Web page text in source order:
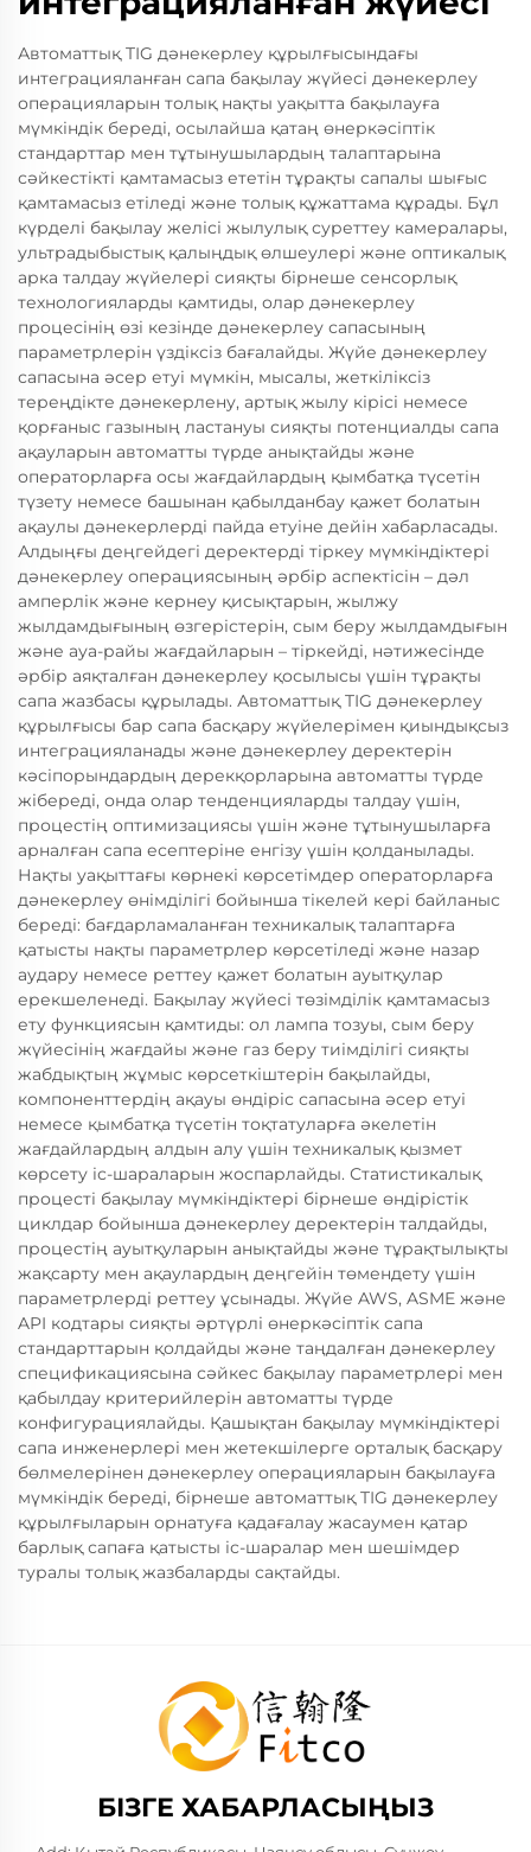
Автоматтық TIG дәнекерлеу құрылғысындағы
интеграцияланған сапа бақылау жүйесі дәнекерлеу
операцияларын толық нақты уақытта бақылауға
мүмкіндік береді, осылайша қатаң өнеркәсіптік
стандарттар мен тұтынушылардың талаптарына
сәйкестікті қамтамасыз ететін тұрақты сапалы шығыс
қамтамасыз етіледі және толық құжаттама құрады. Бұл
күрделі бақылау желісі жылулық суреттеу камералары,
ультрадыбыстық қалыңдық өлшеулері және оптикалық
арка талдау жүйелері сияқты бірнеше сенсорлық
технологияларды қамтиды, олар дәнекерлеу
процесінің өзі кезінде дәнекерлеу сапасының
параметрлерін үздіксіз бағалайды. Жүйе дәнекерлеу
сапасына әсер етуі мүмкін, мысалы, жеткіліксіз
тереңдікте дәнекерлену, артық жылу кірісі немесе
қорғаныс газының ластануы сияқты потенциалды сапа
ақауларын автоматты түрде анықтайды және
операторларға осы жағдайлардың қымбатқа түсетін
түзету немесе башынан қабылданбау қажет болатын
ақаулы дәнекерлерді пайда етуіне дейін хабарласады.
Алдыңғы деңгейдегі деректерді тіркеу мүмкіндіктері
дәнекерлеу операциясының әрбір аспектісін – дәл
амперлік және кернеу қисықтарын, жылжу
жылдамдығының өзгерістерін, сым беру жылдамдығын
және ауа-райы жағдайларын – тіркейді, нәтижесінде
әрбір аяқталған дәнекерлеу қосылысы үшін тұрақты
сапа жазбасы құрылады. Автоматтық TIG дәнекерлеу
құрылғысы бар сапа басқару жүйелерімен қиындықсыз
интеграцияланады және дәнекерлеу деректерін
кәсіпорындардың дерекқорларына автоматты түрде
жібереді, онда олар тенденцияларды талдау үшін,
процестің оптимизациясы үшін және тұтынушыларға
арналған сапа есептеріне енгізу үшін қолданылады.
Нақты уақыттағы көрнекі көрсетімдер операторларға
дәнекерлеу өнімділігі бойынша тікелей кері байланыс
береді: бағдарламаланған техникалық талаптарға
қатысты нақты параметрлер көрсетіледі және назар
аудару немесе реттеу қажет болатын ауытқулар
ерекшеленеді. Бақылау жүйесі төзімділік қамтамасыз
ету функциясын қамтиды: ол лампа тозуы, сым беру
жүйесінің жағдайы және газ беру тиімділігі сияқты
жабдықтың жұмыс көрсеткіштерін бақылайды,
компоненттердің ақауы өндіріс сапасына әсер етуі
немесе қымбатқа түсетін тоқтатуларға әкелетін
жағдайлардың алдын алу үшін техникалық қызмет
көрсету іс-шараларын жоспарлайды. Статистикалық
процесті бақылау мүмкіндіктері бірнеше өндірістік
циклдар бойынша дәнекерлеу деректерін талдайды,
процестің ауытқуларын анықтайды және тұрақтылықты
жақсарту мен ақаулардың деңгейін төмендету үшін
параметрлерді реттеу ұсынады. Жүйе AWS, ASME және
API кодтары сияқты әртүрлі өнеркәсіптік сапа
стандарттарын қолдайды және таңдалған дәнекерлеу
спецификациясына сәйкес бақылау параметрлері мен
қабылдау критерийлерін автоматты түрде
конфигурациялайды. Қашықтан бақылау мүмкіндіктері
сапа инженерлері мен жетекшілерге орталық басқару
бөлмелерінен дәнекерлеу операцияларын бақылауға
мүмкіндік береді, бірнеше автоматтық TIG дәнекерлеу
құрылғыларын орнатуға қадағалау жасаумен қатар
барлық сапаға қатысты іс-шаралар мен шешімдер
туралы толық жазбаларды сақтайды.
БІЗГЕ ХАБАРЛАСЫҢЫЗ